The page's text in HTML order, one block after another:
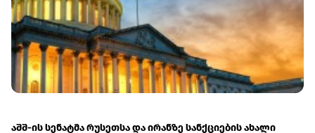
აშშ-ის სენატმა რუსეთსა და ირანზე სანქციების ახალი